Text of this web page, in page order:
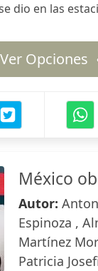
dio en las
Ver Opciones
México
Autor:
Espinoza ,
Martínez
Patricia